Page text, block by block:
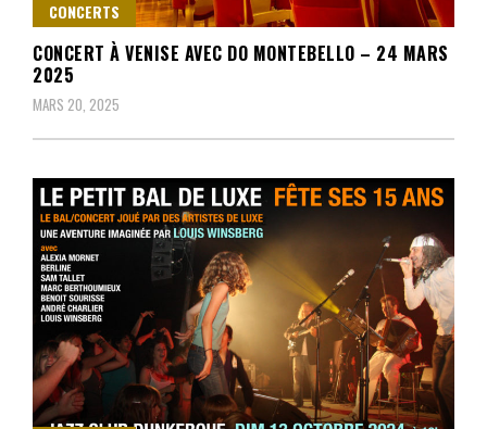
CONCERTS
CONCERT À VENISE AVEC DO MONTEBELLO – 24 MARS
2025
MARS 20, 2025